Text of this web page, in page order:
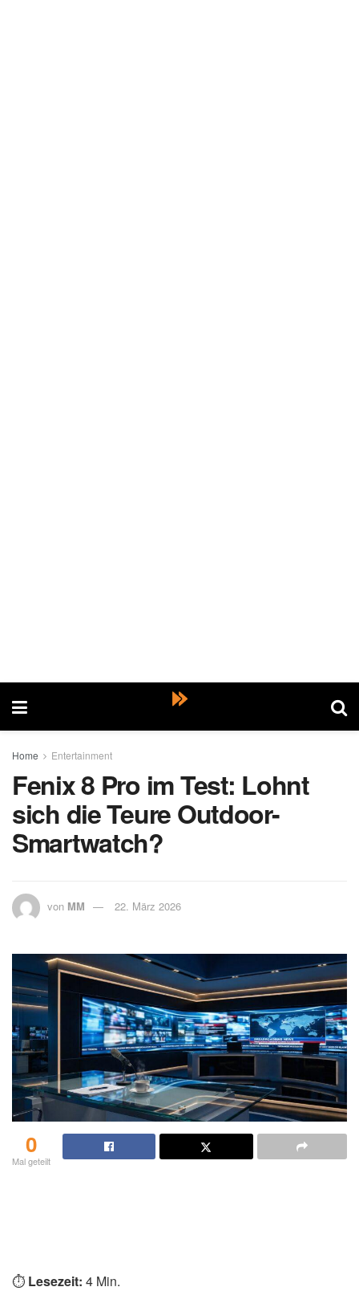
Home Entertainment
Fenix 8 Pro im Test: Lohnt
sich die Teure Outdoor-
Smartwatch?
von MM 22. März 2026
0
Mal geteilt
⏱️ Lesezeit: 4 Min.